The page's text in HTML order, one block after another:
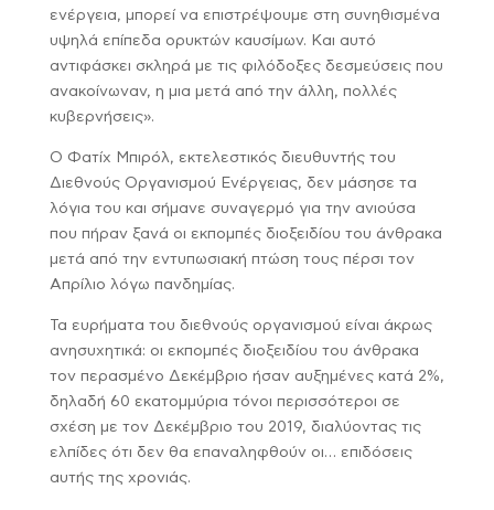
ενέργεια, μπορεί να επιστρέψουμε στη συνηθισμένα
υψηλά επίπεδα ορυκτών καυσίμων. Και αυτό
αντιφάσκει σκληρά με τις φιλόδοξες δεσμεύσεις που
ανακοίνωναν, η μια μετά από την άλλη, πολλές
κυβερνήσεις».
Ο Φατίχ Μπιρόλ, εκτελεστικός διευθυντής του
Διεθνούς Οργανισμού Ενέργειας, δεν μάσησε τα
λόγια του και σήμανε συναγερμό για την ανιούσα
που πήραν ξανά οι εκπομπές διοξειδίου του άνθρακα
μετά από την εντυπωσιακή πτώση τους πέρσι τον
Απρίλιο λόγω πανδημίας.
Τα ευρήματα του διεθνούς οργανισμού είναι άκρως
ανησυχητικά: οι εκπομπές διοξειδίου του άνθρακα
τον περασμένο Δεκέμβριο ήσαν αυξημένες κατά 2%,
δηλαδή 60 εκατομμύρια τόνοι περισσότεροι σε
σχέση με τον Δεκέμβριο του 2019, διαλύοντας τις
ελπίδες ότι δεν θα επαναληφθούν οι… επιδόσεις
αυτής της χρονιάς.